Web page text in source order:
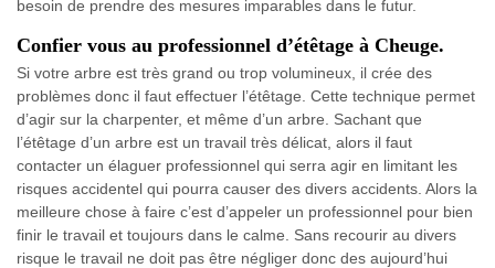
besoin de prendre des mesures imparables dans le futur.
Confier vous au professionnel d’étêtage à Cheuge.
Si votre arbre est très grand ou trop volumineux, il crée des
problèmes donc il faut effectuer l’étêtage. Cette technique permet
d’agir sur la charpenter, et même d’un arbre. Sachant que
l’étêtage d’un arbre est un travail très délicat, alors il faut
contacter un élaguer professionnel qui serra agir en limitant les
risques accidentel qui pourra causer des divers accidents. Alors la
meilleure chose à faire c’est d’appeler un professionnel pour bien
finir le travail et toujours dans le calme. Sans recourir au divers
risque le travail ne doit pas être négliger donc des aujourd’hui